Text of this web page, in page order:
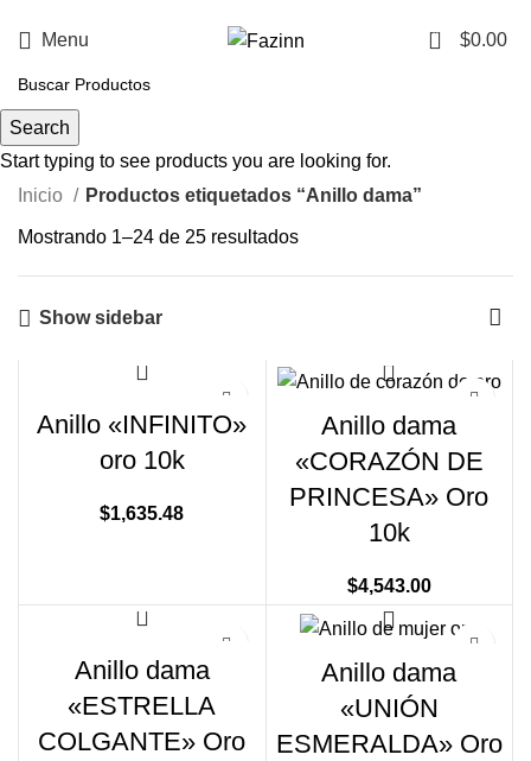
Menu 0 $0.00
Inicio Productos etiquetados “Anillo dama”
Mostrando 1–24 de 25 resultados
Show sidebar
Anillo «INFINITO»
oro 10k
$1,635.48
Anillo dama
«CORAZÓN DE
PRINCESA» Oro
10k
$4,543.00
Anillo dama
«ESTRELLA
COLGANTE» Oro
Anillo dama
«UNIÓN
ESMERALDA» Oro
Search
Start typing to see products you are looking for.